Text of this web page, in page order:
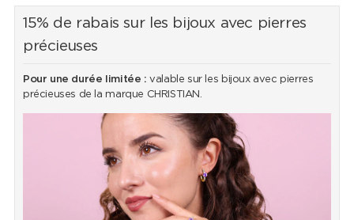
15% de rabais sur les bijoux avec pierres
précieuses
Pour une durée limitée : valable sur les bijoux avec pierres
précieuses de la marque CHRISTIAN.